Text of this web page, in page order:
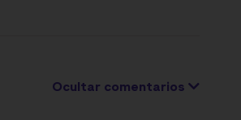
Ocultar comentarios